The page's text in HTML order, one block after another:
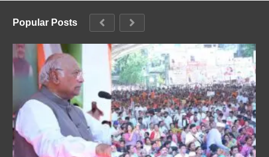
Popular Posts